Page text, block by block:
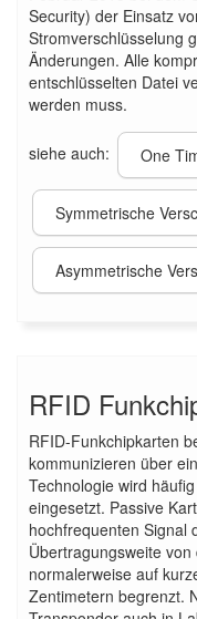
Security) der Einsatz
Stromverschlüsselung
Änderungen. Alle
entschlüsselten Datei
werden muss.
siehe auch: One
Symmetrische
Asymmetrische
RFID
RFID-Funkchipkarten
kommunizieren über
Technologie wird
eingesetzt. Passive
hochfrequenten Signal
Übertragungsweite
normalerweise auf
Zentimetern begrenzt.